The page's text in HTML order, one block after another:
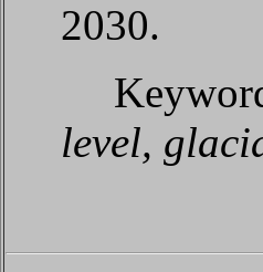
2030.
level,